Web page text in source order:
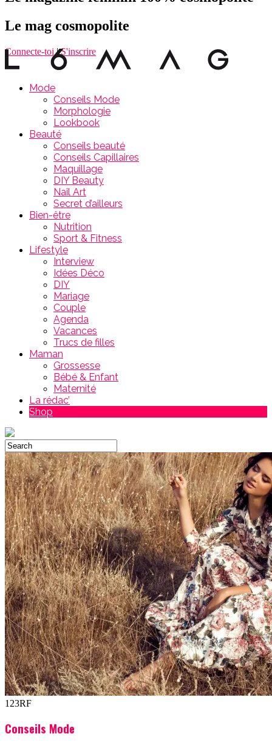
Le mag cosmopolite
Connecte-toi|S'inscrire
Mode
Conseils Mode
Morphologie
Lookbook
Beauté
Conseils beauté
Conseils Capillaires
Maquillage
DIY Beauty
Nail Art
Secret d’ailleurs
Bien-être
Nutrition
Sport & Fitness
Lifestyle
Interview
Idées Déco
DIY
Mariage
Couple
Agenda
Vacances
Trucs de filles
Maman
Grossesse
Bébé & Enfant
Maternité
La rédac’
Shop
123RF
Conseils Mode